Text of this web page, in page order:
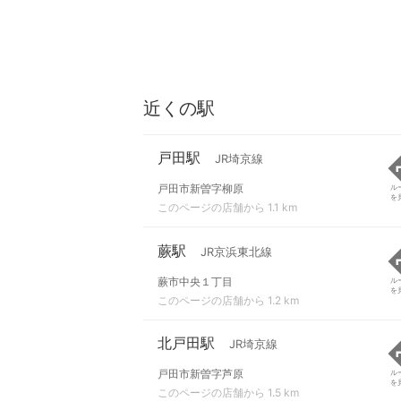
近くの駅
戸田駅 JR埼京線
戸田市新曽字柳原
このページの店舗から 1.1 km
ル
を
蕨駅 JR京浜東北線
蕨市中央１丁目
このページの店舗から 1.2 km
ル
を
北戸田駅 JR埼京線
戸田市新曽字芦原
このページの店舗から 1.5 km
ル
を